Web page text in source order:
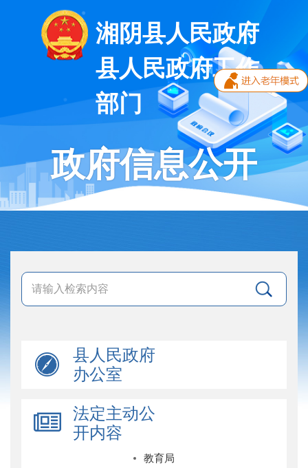
湘阴县人民政府
县人民政府工作
部门
政府信息公开
县人民政府
办公室
法定主动公
开内容
教育局